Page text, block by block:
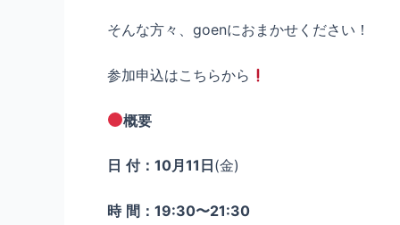
そんな方々、goenにおまかせください！
参加申込はこちらから
概要
日 付：10月11日(金)
時 間：19:30〜21:30